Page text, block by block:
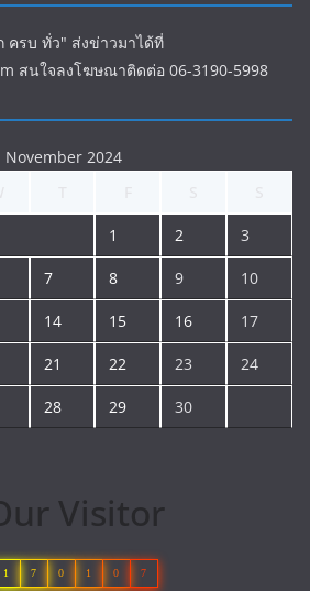
ครบ ทั่ว" ส่งข่าวมาได้ที่
สนใจลงโฆษณาติดต่อ 06-3190-5998
November 2024
1 2 3
7 8 9 10
14 15 16 17
21 22 23 24
28 29 30
Visitor
1 7 0 1 0 7